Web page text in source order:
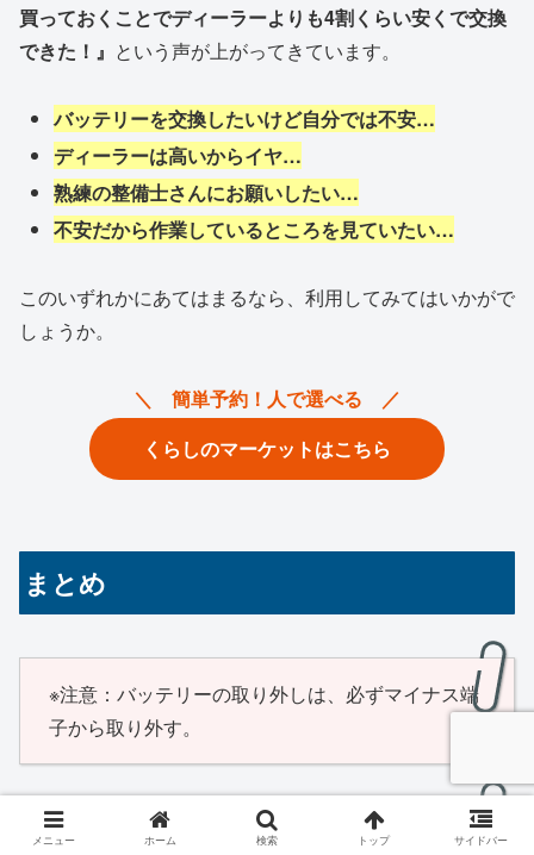
買っておくことでディーラーよりも4割くらい安くで交換
できた！』 という声が上がってきています。
バッテリーを交換したいけど自分では不安…
ディーラーは高いからイヤ…
熟練の整備士さんにお願いしたい…
不安だから作業しているところを見ていたい…
このいずれかにあてはまるなら、利用してみてはいかがで
しょうか。
＼ 簡単予約！人で選べる ／
くらしのマーケットはこちら
まとめ
※注意：バッテリーの取り外しは、必ずマイナス端
子から取り外す。
※注意：プラス端子を取り外す際は、スパナがステ
メニュー ホーム 検索 トップ サイドバー